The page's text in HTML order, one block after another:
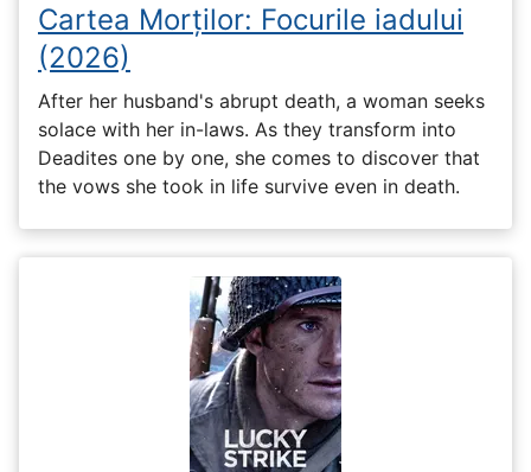
Cartea Morților: Focurile iadului
(2026)
After her husband's abrupt death, a woman seeks
solace with her in-laws. As they transform into
Deadites one by one, she comes to discover that
the vows she took in life survive even in death.